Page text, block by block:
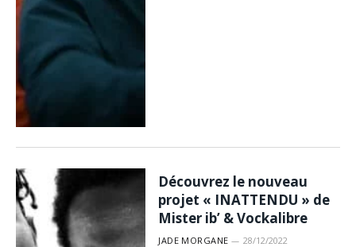
Découvrez le nouveau
projet « INATTENDU » de
Mister ib’ & Vockalibre
JADE MORGANE 28/12/2022